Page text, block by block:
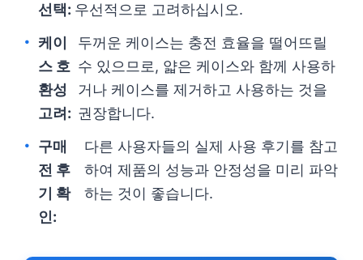
선택: 우선적으로 고려하십시오.
케이
스 호
환성
고려:
두꺼운 케이스는 충전 효율을 떨어뜨릴
수 있으므로, 얇은 케이스와 함께 사용하
거나 케이스를 제거하고 사용하는 것을
권장합니다.
구매
전 후
기 확
인:
다른 사용자들의 실제 사용 후기를 참고
하여 제품의 성능과 안정성을 미리 파악
하는 것이 좋습니다.